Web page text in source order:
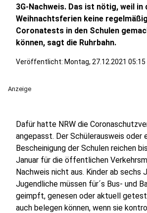
3G-Nachweis. Das ist nötig, weil in
Weihnachtsferien keine
Coronatests in den Schulen
können, sagt die Ruhrbahn.
Veröffentlicht: Montag, 27.12.2021 05:15
Anzeige
Dafür hatte NRW die
angepasst. Der Schülerausweis oder
Bescheinigung der Schulen reichen
Januar für die öffentlichen
Nachweis nicht aus. Kinder ab sechs
Jugendliche müssen für´s Bus- und
geimpft, genesen oder aktuell
auch belegen können, wenn sie